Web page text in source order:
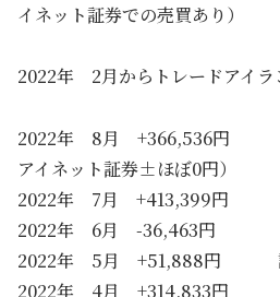
イネット証券での売買あり）
2022年 2月からトレードアイラ
2022年 8月 +366,536円 計
アイネット証券±ほぼ0円）
2022年 7月 +413,399円
2022年 6月 -36,463円
2022年 5月 +51,888円 計
2022年 4月 +314,833円